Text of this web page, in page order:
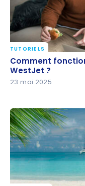
Comment
WestJet ?
TUTORIELS
Comment
WestJet ?
23 mai 2025